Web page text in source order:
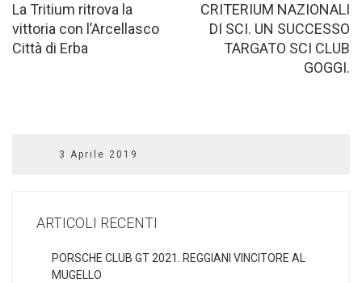
La Tritium ritrova la
vittoria con l’Arcellasco
Città di Erba
CRITERIUM NAZIONALI
DI SCI. UN SUCCESSO
TARGATO SCI CLUB
GOGGI.
3 Aprile 2019
ARTICOLI RECENTI
PORSCHE CLUB GT 2021. REGGIANI VINCITORE AL
MUGELLO